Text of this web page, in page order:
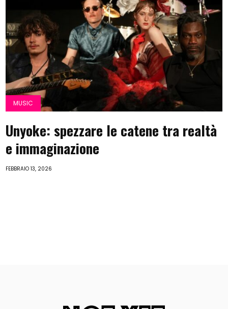
MUSIC
Unyoke: spezzare le catene tra realtà
e immaginazione
FEBBRAIO 13, 2026